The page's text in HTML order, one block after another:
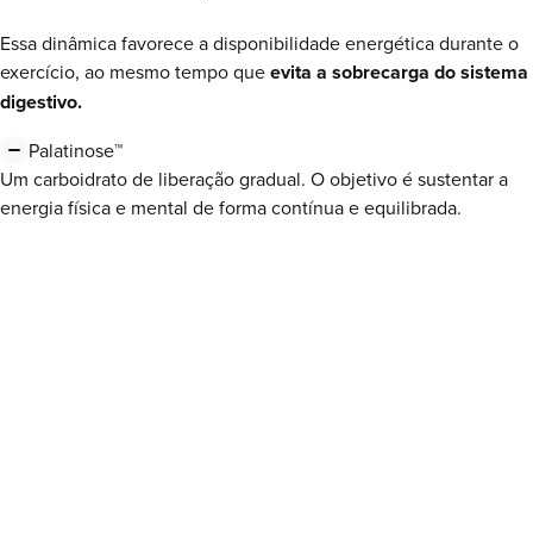
Essa dinâmica favorece a disponibilidade energética durante o
exercício, ao mesmo tempo queevita a sobrecarga do sistema
digestivo.
Palatinose™
Um carboidrato de liberação gradual. O objetivo é sustentar a
energia física e mental de forma contínua e equilibrada.